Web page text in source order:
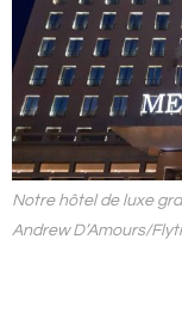
Notre hôtel de luxe
Andrew D’Amours/